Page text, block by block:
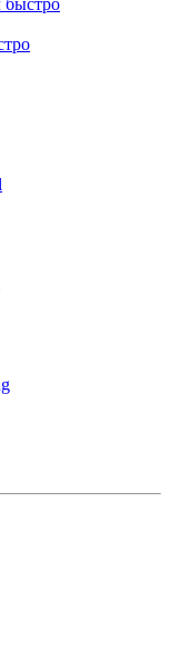
быстро